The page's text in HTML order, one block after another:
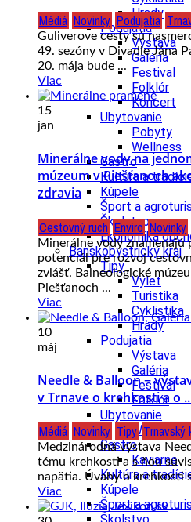
Hrady
Podujatia
Výstava
Galéria
Festival
Folklór
Koncert
Ubytovanie
Pobyty
Wellness
Gastro
Kultúra a
Kúpele
Šport a
Školstvo
Ekonomika
Banskobystrický kraj
Tipy
Výlet
Turistika
Cyklistika
Hrady
Podujatia
Výstava
Galéria
Festival
Folklór
Ubytovanie
Wellness
Gastro
Kaviarne
Kultúra a
Kúpele
Šport a
Médiá Novinky Podujatia
Guliverove cesty sú
49. sezóny v Divadle Jána
20. mája bude ...
Viac
15
jan
Minerálne vody na
múzeum v Piešťanoch
zdravia
Cestovný ruch Enviro Novinky
Minerálne vody znamenajú
potenciál pre rozvoj
zvlášť. Balneologické
Piešťanoch ...
Viac
10
máj
Needle & Balloon −
v Trnave o krehkosti a o
Médiá Novinky Tipy Trnavský
Medzinárodná výstava
tému krehkosti a s ňou
napätia. Úvahy o krehkosti
Viac